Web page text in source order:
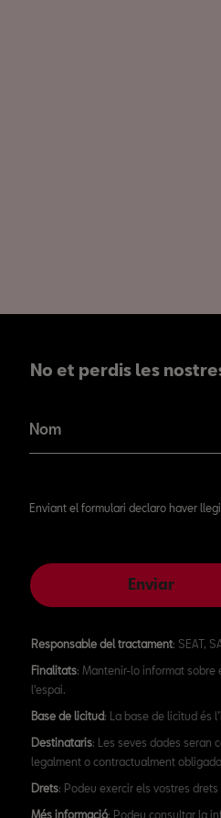
No et perdis les
Nom
Enviant el formulari declaro haver
Enviar
Responsable del tractament: SEAT,
Finalitats: Mantenir-lo informat sobre
l'espai.
Base de licitud: La base de licitud és
Destinataris: Les seves dades seran
legalment o contractualment
Drets: Podeu exercir els vostres
Més informació: Podeu consultar la